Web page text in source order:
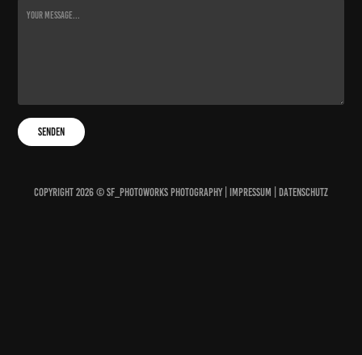
Senden
Copyright 2026 © sf_photoworks Photography | Impressum Datenschutz